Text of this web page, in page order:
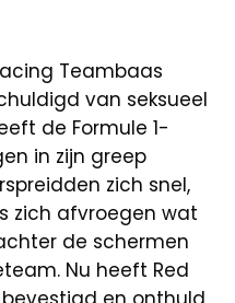
Teambaas
van seksueel
de Formule 1-
in zijn greep
zich snel,
zich afvroegen wat
de schermen
Nu heeft Red